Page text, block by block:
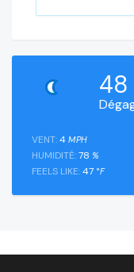
48
VENT:4 MPH
HUMIDITÉ:78 %
FEELS LIKE:47 °F